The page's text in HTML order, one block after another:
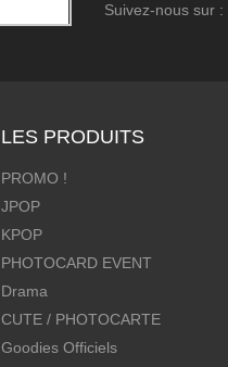
Suivez-nous sur :
LES PRODUITS
PROMO !
JPOP
KPOP
PHOTOCARD EVENT
Drama
CUTE / PHOTOCARTE
Goodies Officiels